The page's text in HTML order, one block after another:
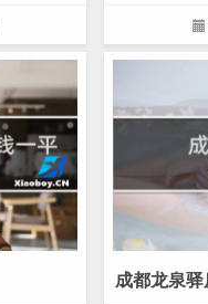
成都龙泉